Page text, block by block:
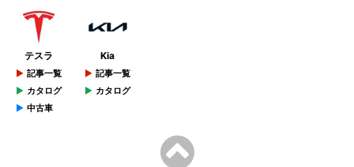
テスラ
記事一覧
カタログ
中古車
Kia
記事一覧
カタログ